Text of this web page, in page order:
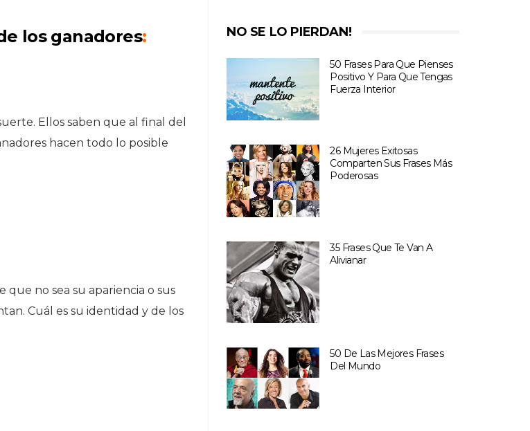
los ganadores:
Ellos saben que al final del
hacen todo lo posible
no sea su apariencia o sus
Cuál es su identidad y de los
NO SE LO PIERDAN!
50 Frases Para Que Pienses
Positivo Y Para Que Tengas
Fuerza Interior
26 Mujeres Exitosas
Comparten Sus Frases Más
Poderosas
35 Frases Que Te Van A
Alivianar
50 De Las Mejores Frases
Del Mundo